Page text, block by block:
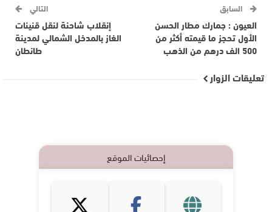
السابق
العيون : جمارك مطار الحسن
الأول تحجز ما قيمته أكثر من
500 الف درهم من الذهب
التالي
إنقلاب شاحنة لنقل قنينات
الغاز بالمدخل الشمالي لمدينة
طانطان
تعليقات الزوار
إحصائيات الموقع